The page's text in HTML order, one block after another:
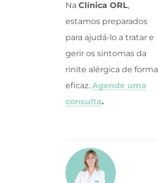
Na Clínica ORL,
estamos preparados
para ajudá-lo a tratar e
gerir os sintomas da
rinite alérgica de forma
eficaz. Agende uma
consulta.